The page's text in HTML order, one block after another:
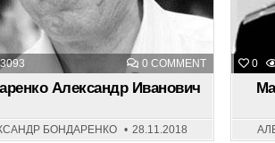
3093 0 COMMENTON
АЛЕКСАНДР
ИВАНОВИЧ
Александр Иванович
БОНДАРЕНКО 28.11.2018
0